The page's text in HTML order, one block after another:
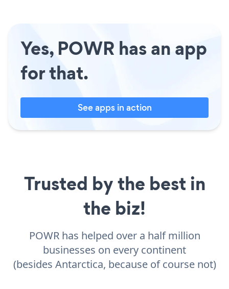
Yes, POWR has an app
for that.
See apps in action
Trusted by the best in
the biz!
POWR has helped over a half million
businesses on every continent
(besides Antarctica, because of course not)